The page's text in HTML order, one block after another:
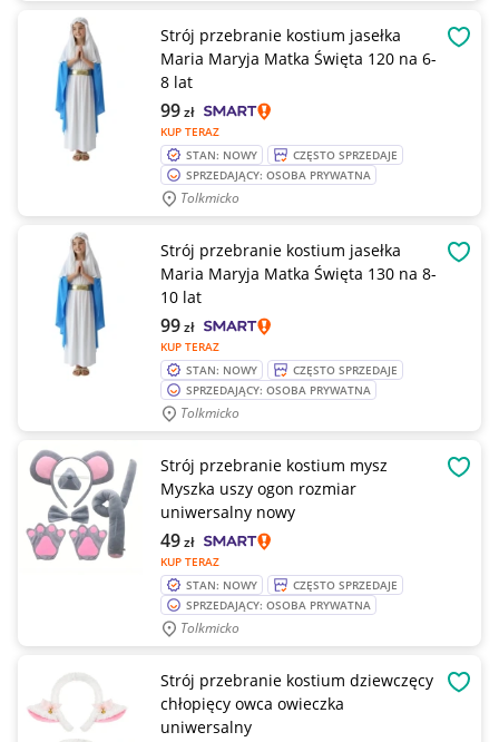
Strój przebranie kostium jasełka
Maria Maryja Matka Święta 120 na 6-
8 lat
KUP TERAZ
99zł
STAN: NOWY
CZĘSTO SPRZEDAJE
SPRZEDAJĄCY: OSOBA PRYWATNA
Tolkmicko
Strój przebranie kostium jasełka
Maria Maryja Matka Święta 130 na 8-
10 lat
KUP TERAZ
99zł
STAN: NOWY
CZĘSTO SPRZEDAJE
SPRZEDAJĄCY: OSOBA PRYWATNA
Tolkmicko
Strój przebranie kostium mysz
Myszka uszy ogon rozmiar
uniwersalny nowy
KUP TERAZ
49zł
STAN: NOWY
CZĘSTO SPRZEDAJE
SPRZEDAJĄCY: OSOBA PRYWATNA
Tolkmicko
Strój przebranie kostium dziewczęcy
chłopięcy owca owieczka
uniwersalny